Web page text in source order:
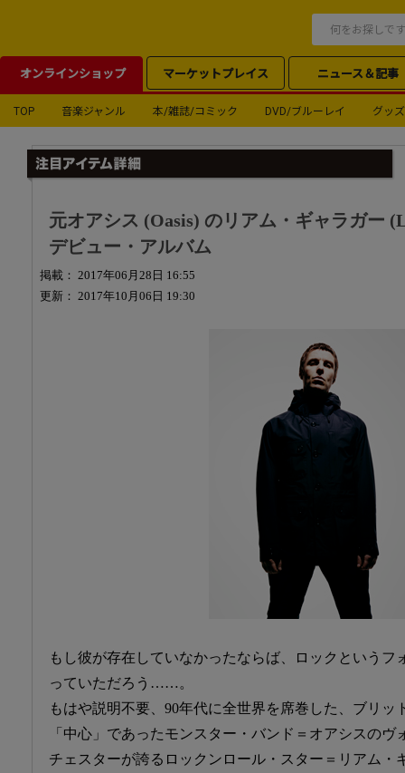
オンラインショップ マーケットプレイス ニュース＆記事
TOP 音楽ジャンル 本/雑誌/コミック DVD/ブルーレイ グッズ
元オアシス (Oasis) のリアム・ギャラガー
デビュー・アルバム
掲載： 2017年06月28日 16:55
更新： 2017年10月06日 19:30
もし彼が存在していなかったならば、ロックというフ
っていただろう……。
もはや説明不要、90年代に全世界を席巻した、ブリッ
「中心」であったモンスター・バンド＝オアシスの
チェスターが誇るロックンロール・スター＝リアム・